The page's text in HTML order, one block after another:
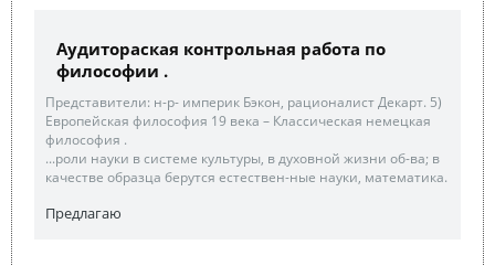
Аудитораская контрольная работа по
философии .
Представители: н-р- империк Бэкон, рационалист Декарт. 5)
Европейская философия 19 века – Классическая немецкая
философия .
...роли науки в системе культуры, в духовной жизни об-ва; в
качестве образца берутся естествен-ные науки, математика.
Предлагаю